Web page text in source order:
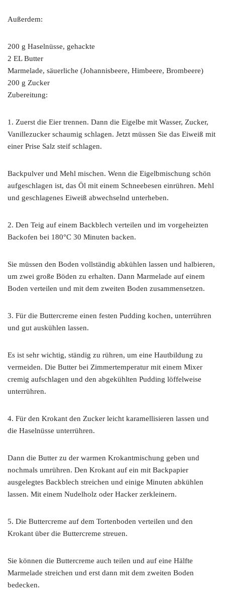
Außerdem:
200 g Haselnüsse, gehackte
2 EL Butter
Marmelade, säuerliche (Johannisbeere, Himbeere, Brombeere)
200 g Zucker
Zubereitung:
1. Zuerst die Eier trennen. Dann die Eigelbe mit Wasser, Zucker,
Vanillezucker schaumig schlagen. Jetzt müssen Sie das Eiweiß mit
einer Prise Salz steif schlagen.
Backpulver und Mehl mischen. Wenn die Eigelbmischung schön
aufgeschlagen ist, das Öl mit einem Schneebesen einrühren. Mehl
und geschlagenes Eiweiß abwechselnd unterheben.
2. Den Teig auf einem Backblech verteilen und im vorgeheizten
Backofen bei 180°C 30 Minuten backen.
Sie müssen den Boden vollständig abkühlen lassen und halbieren,
um zwei große Böden zu erhalten. Dann Marmelade auf einem
Boden verteilen und mit dem zweiten Boden zusammensetzen.
3. Für die Buttercreme einen festen Pudding kochen, unterrühren
und gut auskühlen lassen.
Es ist sehr wichtig, ständig zu rühren, um eine Hautbildung zu
vermeiden. Die Butter bei Zimmertemperatur mit einem Mixer
cremig aufschlagen und den abgekühlten Pudding löffelweise
unterrühren.
4. Für den Krokant den Zucker leicht karamellisieren lassen und
die Haselnüsse unterrühren.
Dann die Butter zu der warmen Krokantmischung geben und
nochmals umrühren. Den Krokant auf ein mit Backpapier
ausgelegtes Backblech streichen und einige Minuten abkühlen
lassen. Mit einem Nudelholz oder Hacker zerkleinern.
5. Die Buttercreme auf dem Tortenboden verteilen und den
Krokant über die Buttercreme streuen.
Sie können die Buttercreme auch teilen und auf eine Hälfte
Marmelade streichen und erst dann mit dem zweiten Boden
bedecken.